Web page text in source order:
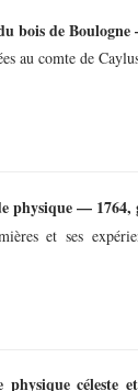
bois de
au comte de
physique — 1764,
et ses
physique